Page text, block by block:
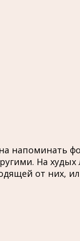
напоминать
На
от них,